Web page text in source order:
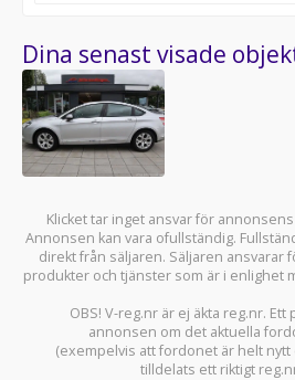
Dina senast visade
Klicket tar inget ansvar för
Annonsen kan vara ofullständig.
direkt från säljaren. Säljaren ansvarar
produkter och tjänster som är i enlighet
OBS! V-reg.nr är ej äkta reg.nr.
annonsen om det aktuella
(exempelvis att fordonet är helt
tilldelats ett riktigt